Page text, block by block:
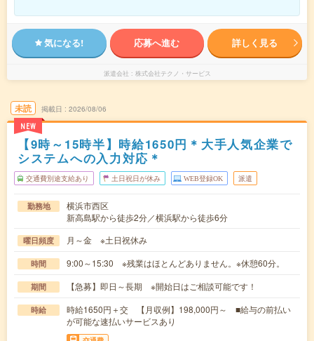
気になる! 応募へ進む 詳しく見る
派遣会社 株式会社テクノ・サービス
未読
NEW
掲載日 2026/08/06
【9時～15時半】時給1650円＊大手人気企業で
システムへの入力対応＊
交通費別途支給あり 土日祝日が休み WEB登録OK 派遣
勤務地
横浜市西区
新高島駅から徒歩2分／横浜駅から徒歩6分
曜日頻度 月～金 ※土日祝休み
時間 9:00～15:30 ※残業はほとんどありません。※休憩60分。
期間 【急募】即日～長期 ※開始日はご相談可能です！
時給
時給1650円＋交 【月収例】198,000円～ ■給与の前払い
が可能な速払いサービスあり